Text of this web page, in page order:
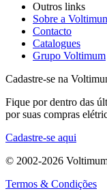
Outros links
Sobre a
Contacto
Catalogues
Grupo Voltimum
Cadastre-se na
Fique por dentro das
por suas compras
Cadastre-se aqui
© 2002-2026
Termos & Condições